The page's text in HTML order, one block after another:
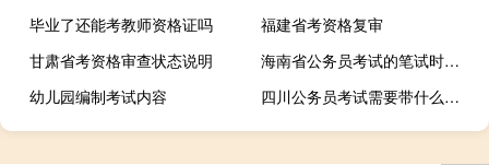
毕业了还能考教师资格证吗
福建省考资格复审
甘肃省考资格审查状态说明
海南省公务员考试的笔试时间有多长
幼儿园编制考试内容
四川公务员考试需要带什么东西